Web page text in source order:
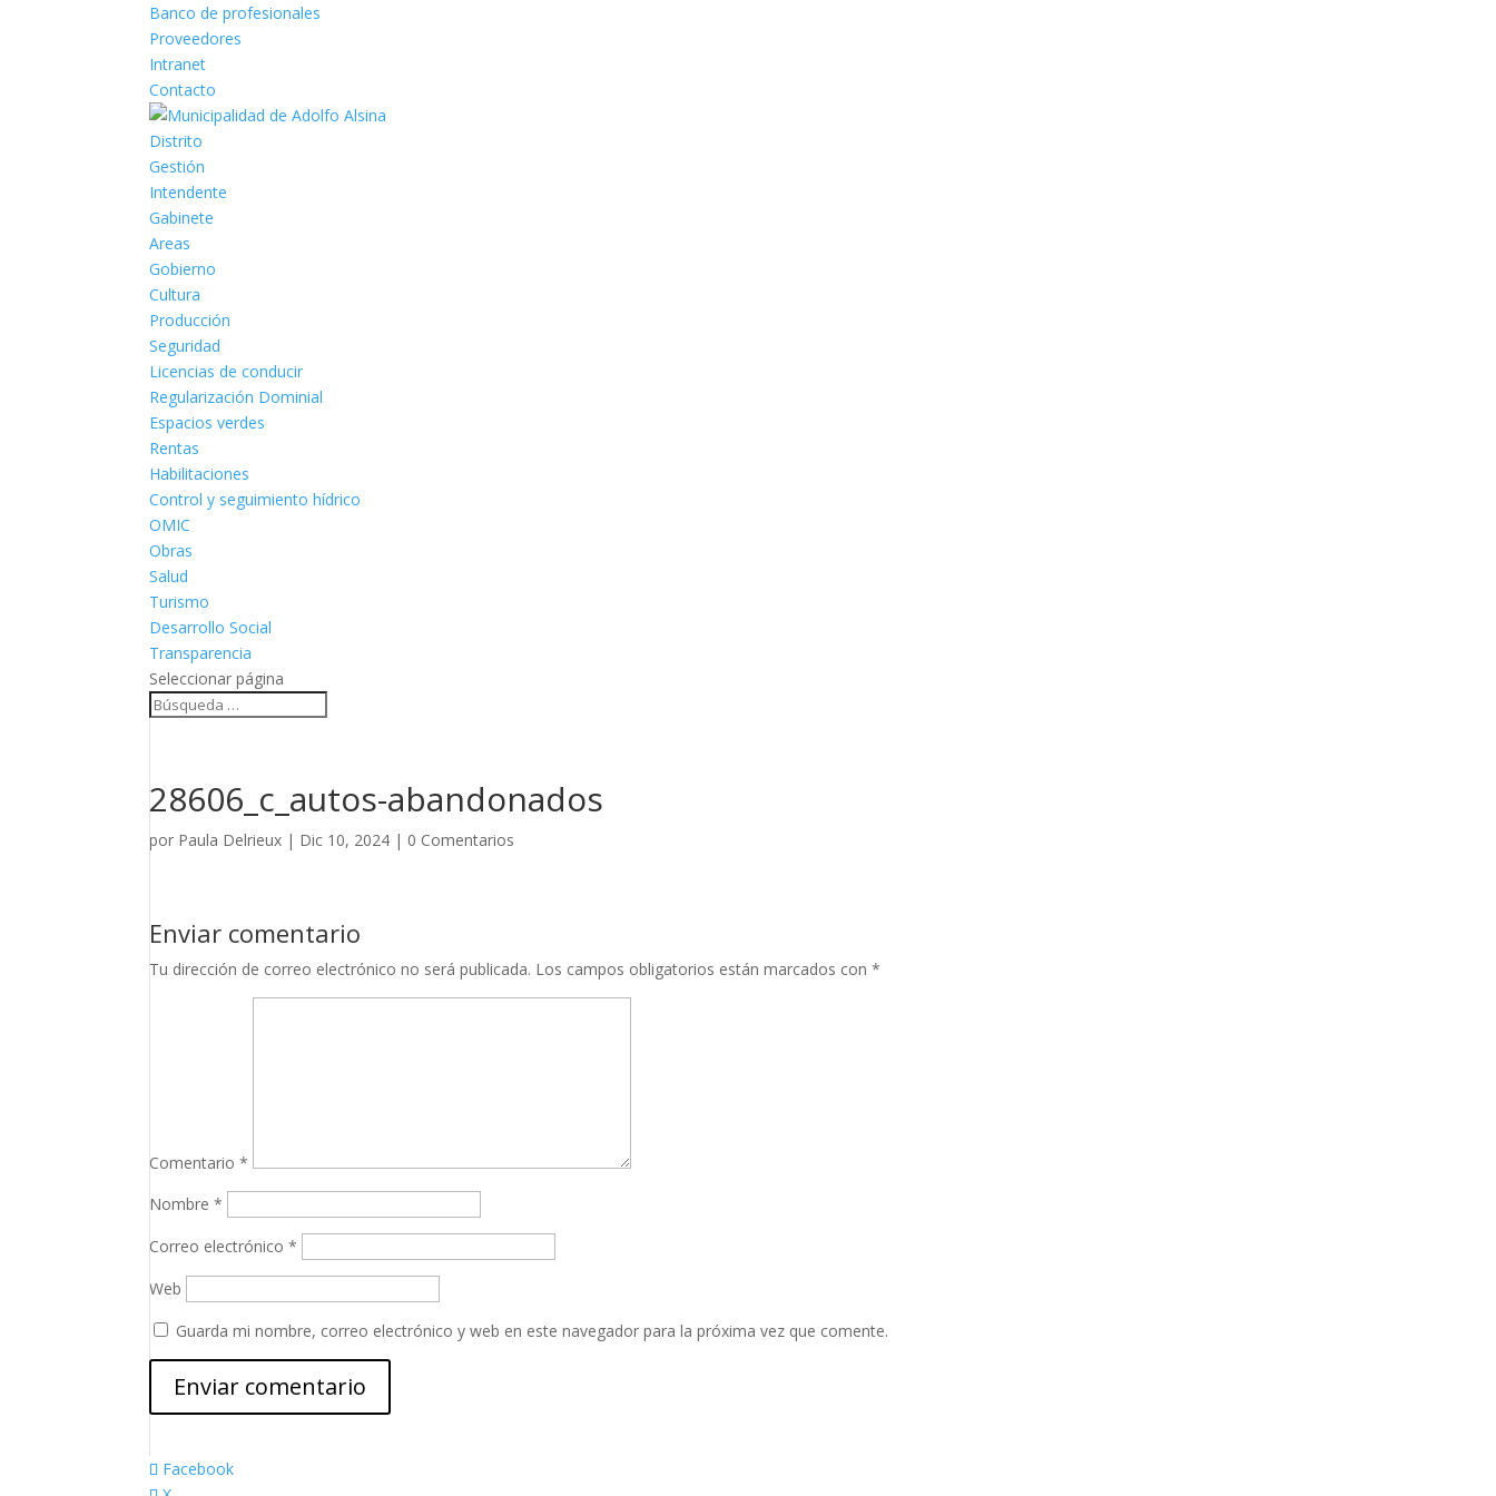
Banco de profesionales
Proveedores
Intranet
Contacto
Distrito
Gestión
Intendente
Gabinete
Areas
Gobierno
Cultura
Producción
Seguridad
Licencias de conducir
Regularización Dominial
Espacios verdes
Rentas
Habilitaciones
Control y seguimiento hídrico
OMIC
Obras
Salud
Turismo
Desarrollo Social
Transparencia
Seleccionar página
28606_c_autos-abandonados
por Paula Delrieux | Dic 10, 2024 | 0 Comentarios
Enviar comentario
Tu dirección de correo electrónico no será publicada. Los campos obligatorios están marcados con*
Comentario*
Nombre*
Correo electrónico*
Web
Guarda mi nombre, correo electrónico y web en este navegador para la próxima vez que comente.
Facebook